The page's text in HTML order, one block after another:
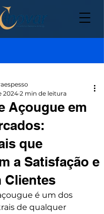
Açougue em
que
a Satisfação e
Clientes
2024 2 min de leitura
é um dos
de qualquer